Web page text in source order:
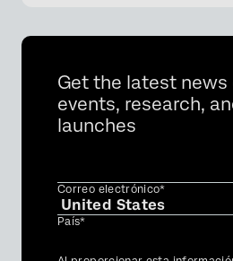
Get the latest news
events, research,
launches
Correo electrónico*
País*